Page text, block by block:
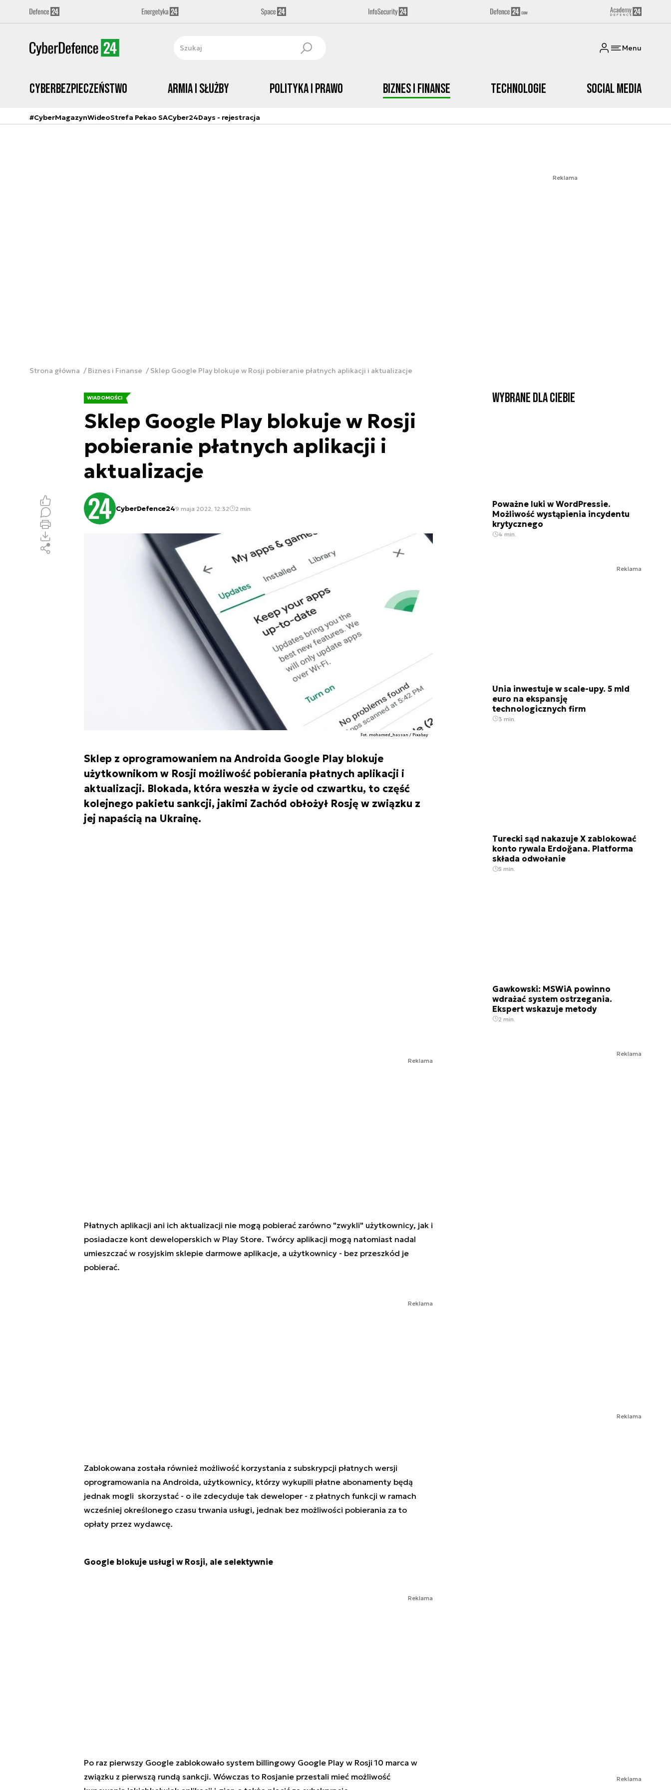
Menu
Cyberbezpieczeństwo Armia i Służby Polityka i prawo Biznes i Finanse Technologie Social media
#CyberMagazynWideoStrefa Pekao SACyber24Days - rejestracja
Reklama
Strona główna Biznes i Finanse Sklep Google Play blokuje w Rosji pobieranie płatnych aplikacji i aktualizacje
WIADOMOŚCI
Sklep Google Play blokuje w Rosji
pobieranie płatnych aplikacji i
aktualizacje
CyberDefence249 maja 2022, 12:32 2 min.
Fot. mohamed_hassan / Pixabay
Sklep z oprogramowaniem na Androida Google Play blokuje
użytkownikom w Rosji możliwość pobierania płatnych aplikacji i
aktualizacji. Blokada, która weszła w życie od czwartku, to część
kolejnego pakietu sankcji, jakimi Zachód obłożył Rosję w związku z
jej napaścią na Ukrainę.
Reklama
Płatnych aplikacji ani ich aktualizacji nie mogą pobierać zarówno "zwykli" użytkownicy, jak i
posiadacze kont deweloperskich w Play Store. Twórcy aplikacji mogą natomiast nadal
umieszczać w rosyjskim sklepie darmowe aplikacje, a użytkownicy - bez przeszkód je
pobierać.
Reklama
Zablokowana została również możliwość korzystania z subskrypcji płatnych wersji
oprogramowania na Androida, użytkownicy, którzy wykupili płatne abonamenty będą
jednak mogli skorzystać - o ile zdecyduje tak deweloper - z płatnych funkcji w ramach
wcześniej określonego czasu trwania usługi, jednak bez możliwości pobierania za to
opłaty przez wydawcę.
Google blokuje usługi w Rosji, ale selektywnie
Reklama
Po raz pierwszy Google zablokowało system billingowy Google Play w Rosji 10 marca w
związku z pierwszą rundą sankcji. Wówczas to Rosjanie przestali mieć możliwość
Wybrane dla Ciebie
Poważne luki w WordPressie.
Możliwość wystąpienia incydentu
krytycznego
4 min.
Reklama
Unia inwestuje w scale-upy. 5 mld
euro na ekspansję
technologicznych firm
3 min.
Turecki sąd nakazuje X zablokować
konto rywala Erdoğana. Platforma
składa odwołanie
5 min.
Gawkowski: MSWiA powinno
wdrażać system ostrzegania.
Ekspert wskazuje metody
2 min.
Reklama
Reklama
Reklama